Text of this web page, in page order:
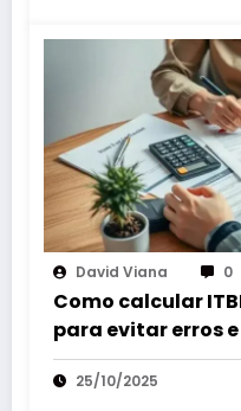
David Viana 0
Como calcular
para evitar erros
imposto
25/10/2025